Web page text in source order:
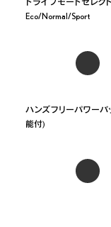
Eco/Normal/Sport
ハンズフリーパワーバ
能付)